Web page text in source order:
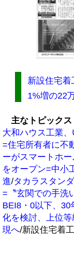
新設住宅着
1%増の22
主なトピックス
大和ハウス工業
=住宅所有者に不
ーがスマートホ
をオープン=中小
進/タカラスタン
=〝玄関での手洗
BEI8・0以下、30
化を検討、上位
現へ/新設住宅着